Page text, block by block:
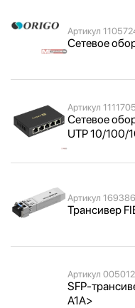
Артикул
Сетевое
Артикул
Сетевое
UTP 10/100/
Артикул 169386
Трансивер
Артикул
SFР-
A1A>